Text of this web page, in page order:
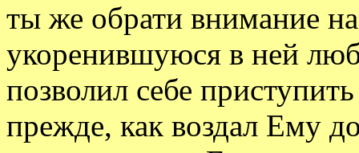
ты же обрати внимание
укоренившуюся в ней
позволил себе
прежде, как воздал Ему